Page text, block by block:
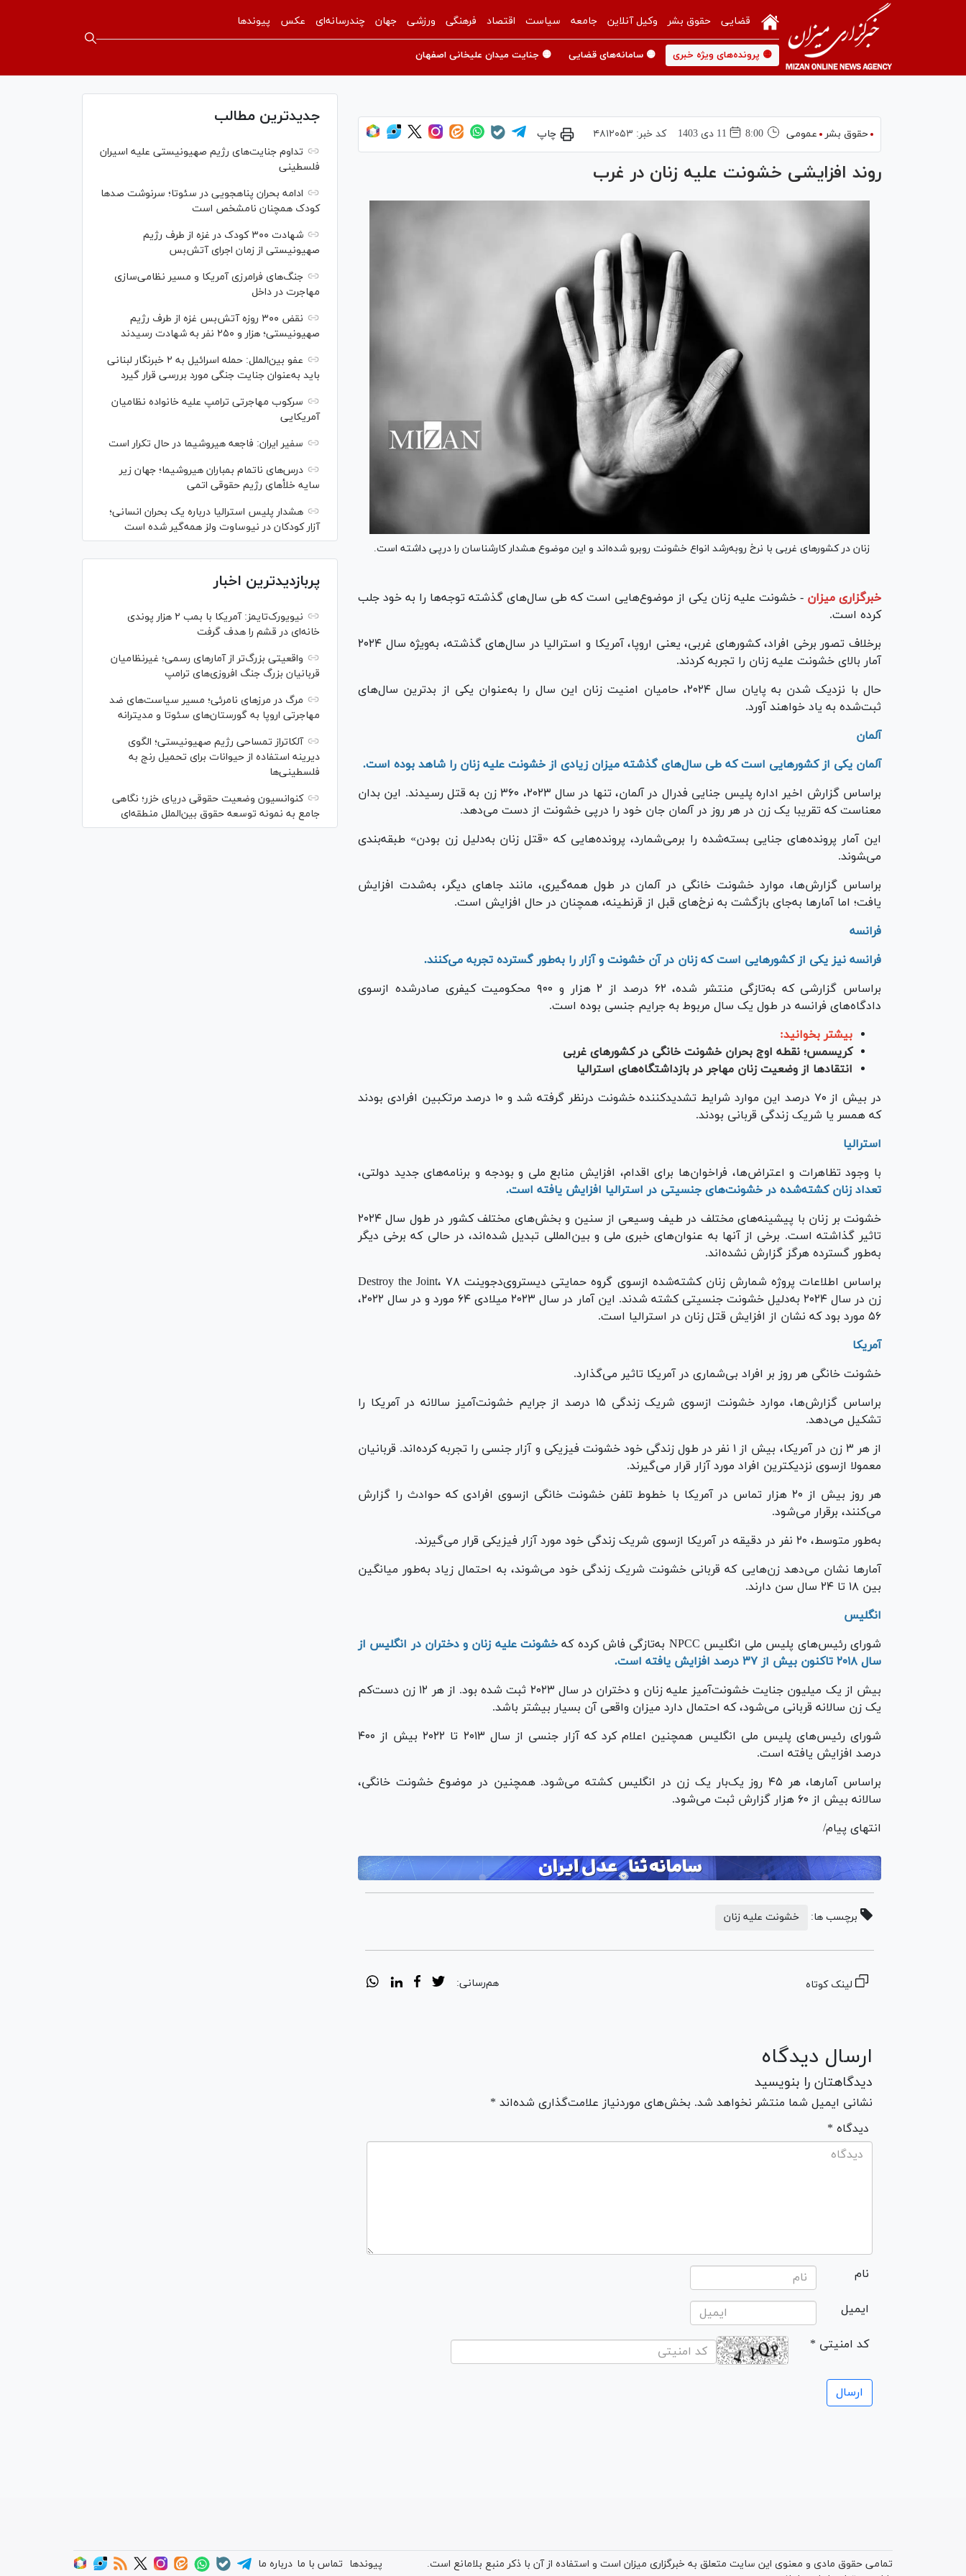
قضایی حقوق بشر وکیل آنلاین جامعه سیاست اقتصاد فرهنگی ورزشی جهان چندرسانه‌ای عکس پیوندها
🟡 پرونده‌های ویژه خبری 🟡 سامانه‌های قضایی 🟡 جنایت میدان علیخانی اصفهان
حقوق بشر عمومی 8:00 11 دی 1403 کد خبر: ۴۸۱۲۰۵۳ چاپ
روند افزایشی خشونت علیه زنان در غرب
زنان در کشور‌های غربی با نرخ روبه‌رشد انواع خشونت روبرو شده‌اند و این موضوع هشدار کارشناسان را درپی داشته است.
خبرگزاری میزان - خشونت علیه زنان یکی از موضوع‌هایی است که طی سال‌های گذشته توجه‌ها را به خود جلب
کرده است.
برخلاف تصور برخی افراد، کشور‌های غربی، یعنی اروپا، آمریکا و استرالیا در سال‌های گذشته، به‌ویژه سال ۲۰۲۴
آمار بالای خشونت علیه زنان را تجربه کردند.
حال با نزدیک شدن به پایان سال ۲۰۲۴، حامیان امنیت زنان این سال را به‌عنوان یکی از بدترین سال‌های
ثبت‌شده به یاد خواهند آورد.
آلمان
آلمان یکی از کشور‌هایی است که طی سال‌های گذشته میزان زیادی از خشونت علیه زنان را شاهد بوده است.
براساس گزارش اخیر اداره پلیس جنایی فدرال در آلمان، تنها در سال ۲۰۲۳، ۳۶۰ زن به قتل رسیدند. این بدان
معناست که تقریبا یک زن در هر روز در آلمان جان خود را درپی خشونت از دست می‌دهد.
این آمار پرونده‌های جنایی بسته‌شده را برمی‌شمارد، پرونده‌هایی که «قتل زنان به‌دلیل زن بودن» طبقه‌بندی
می‌‍شوند.
براساس گزارش‌ها، موارد خشونت خانگی در آلمان در طول همه‌گیری، مانند جا‌های دیگر، به‌شدت افزایش
یافت؛ اما آمار‌ها به‌جای بازگشت به نرخ‌های قبل از قرنطینه، همچنان در حال افزایش است.
فرانسه
فرانسه نیز یکی از کشور‌هایی است که زنان در آن خشونت و آزار را به‌طور گسترده تجربه می‌کنند.
براساس گزارشی که به‌تازگی منتشر شده، ۶۲ درصد از ۲ هزار و ۹۰۰ محکومیت کیفری صادرشده ازسوی
دادگاه‌های فرانسه در طول یک سال مربوط به جرایم جنسی بوده است.
بیشتر بخوانید:
کریسمس؛ نقطه اوج بحران خشونت خانگی در کشور‌های غربی
انتقاد‌ها از وضعیت زنان مهاجر در بازداشتگاه‌های استرالیا
در بیش از ۷۰ درصد این موارد شرایط تشدیدکننده خشونت درنظر گرفته شد و ۱۰ درصد مرتکبین افرادی بودند
که همسر یا شریک زندگی قربانی بودند.
استرالیا
با وجود تظاهرات و اعتراض‌ها، فراخوان‌ها برای اقدام، افزایش منابع ملی و بودجه و برنامه‌های جدید دولتی،
تعداد زنان کشته‌شده در خشونت‌های جنسیتی در استرالیا افزایش یافته است.
خشونت بر زنان با پیشینه‌های مختلف در طیف وسیعی از سنین و بخش‌های مختلف کشور در طول سال ۲۰۲۴
تاثیر گذاشته است. برخی از آنها به عنوان‌های خبری ملی و بین‌المللی تبدیل شده‌اند، در حالی که برخی دیگر
به‌طور گسترده هرگز گزارش نشده‌اند.
براساس اطلاعات پروژه شمارش زنان کشته‌شده ازسوی گروه حمایتی دیستروی‌دجوینت Destroy the Joint، ۷۸
زن در سال ۲۰۲۴ به‌دلیل خشونت جنسیتی کشته شدند. این آمار در سال ۲۰۲۳ میلادی ۶۴ مورد و در سال ۲۰۲۲،
۵۶ مورد بود که نشان از افزایش قتل زنان در استرالیا است.
آمریکا
خشونت خانگی هر روز بر افراد بی‌شماری در آمریکا تاثیر می‌گذارد.
براساس گزارش‌ها، موارد خشونت ازسوی شریک زندگی ۱۵ درصد از جرایم خشونت‌آمیز سالانه در آمریکا را
تشکیل می‌دهد.
از هر ۳ زن در آمریکا، بیش از ۱ نفر در طول زندگی خود خشونت فیزیکی و آزار جنسی را تجربه کرده‌اند. قربانیان
معمولا ازسوی نزدیکترین افراد مورد آزار قرار می‌گیرند.
هر روز بیش از ۲۰ هزار تماس در آمریکا با خطوط تلفن خشونت خانگی ازسوی افرادی که حوادث را گزارش
می‌کنند، برقرار می‌شود.
به‌طور متوسط، ۲۰ نفر در دقیقه در آمریکا ازسوی شریک زندگی خود مورد آزار فیزیکی قرار می‌گیرند.
آمار‌ها نشان می‌دهد زن‌هایی که قربانی خشونت شریک زندگی خود می‌شوند، به احتمال زیاد به‌طور میانگین
بین ۱۸ تا ۲۴ سال سن دارند.
انگلیس
شورای رئیس‌های پلیس ملی انگلیس NPCC به‌تازگی فاش کرده که
خشونت علیه زنان و دختران در انگلیس از
سال ۲۰۱۸ تاکنون بیش از ۳۷ درصد افزایش یافته است.
بیش از یک میلیون جنایت خشونت‌آمیز علیه زنان و دختران در سال ۲۰۲۳ ثبت شده بود. از هر ۱۲ زن دست‌کم
یک زن سالانه قربانی می‌شود، که احتمال دارد میزان واقعی آن بسیار بیشتر باشد.
شورای رئیس‌های پلیس ملی انگلیس همچنین اعلام کرد که آزار جنسی از سال ۲۰۱۳ تا ۲۰۲۲ بیش از ۴۰۰
درصد افزایش یافته است.
براساس آمارها، هر ۴۵ روز یک‌بار یک زن در انگلیس کشته می‌شود. همچنین در موضوع خشونت خانگی،
سالانه بیش از ۶۰ هزار گزارش ثبت می‌شود.
انتهای پیام/
برچسب ها: خشونت علیه زنان
لینک کوتاه هم‌رسانی:
ارسال دیدگاه
دیدگاهتان را بنویسید
نشانی ایمیل شما منتشر نخواهد شد. بخش‌های موردنیاز علامت‌گذاری شده‌اند *
* دیدگاه
نام
ایمیل
* کد امنیتی
جدیدترین مطالب
تداوم جنایت‌های رژیم صهیونیستی علیه اسیران
فلسطینی
ادامه بحران پناهجویی در سئوتا؛ سرنوشت صدها
کودک همچنان نامشخص است
شهادت ۳۰۰ کودک در غزه از طرف رژیم
صهیونیستی از زمان اجرای آتش‌بس
جنگ‌های فرامرزی آمریکا و مسیر نظامی‌سازی
مهاجرت در داخل
نقض ۳۰۰ روزه آتش‌بس غزه از طرف رژیم
صهیونیستی؛ هزار و ۲۵۰ نفر به شهادت رسیدند
عفو بین‌الملل: حمله اسرائیل به ۲ خبرنگار لبنانی
باید به‌عنوان جنایت جنگی مورد بررسی قرار گیرد
سرکوب مهاجرتی ترامپ علیه خانواده نظامیان
آمریکایی
سفیر ایران: فاجعه هیروشیما در حال تکرار است
درس‌های ناتمام بمباران هیروشیما؛ جهان زیر
سایه خلأ‌های رژیم حقوقی اتمی
هشدار پلیس استرالیا درباره یک بحران انسانی؛
آزار کودکان در نیوساوت ولز همه‌گیر شده است
پربازدیدترین اخبار
نیویورک‌تایمز: آمریکا با بمب ۲ هزار پوندی
خانه‌ای در قشم را هدف گرفت
واقعیتی بزرگ‌تر از آمار‌های رسمی؛ غیرنظامیان
قربانیان بزرگ جنگ افروزی‌های ترامپ
مرگ در مرز‌های نامرئی؛ مسیر سیاست‌های ضد
مهاجرتی اروپا به گورستان‌های سئوتا و مدیترانه
آلکاتراز تمساحی رژیم صهیونیستی؛ الگوی
دیرینه استفاده از حیوانات برای تحمیل رنج به
فلسطینی‌ها
کنوانسیون وضعیت حقوقی دریای خزر؛ نگاهی
جامع به نمونه توسعه حقوق بین‌الملل منطقه‌ای
تمامی حقوق مادی و معنوی این سایت متعلق به خبرگزاری میزان است و استفاده از آن با ذکر منبع بلامانع است.
پیوندها تماس با ما درباره ما